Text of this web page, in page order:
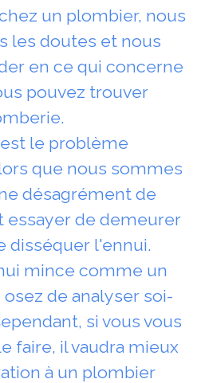
un plombier, nous
les doutes et nous
en ce qui concerne
pouvez trouver
le problème
que nous sommes
désagrément de
essayer de demeurer
disséquer l'ennui.
mince comme un
de analyser soi-
si vous vous
faire, il vaudra mieux
à un plombier